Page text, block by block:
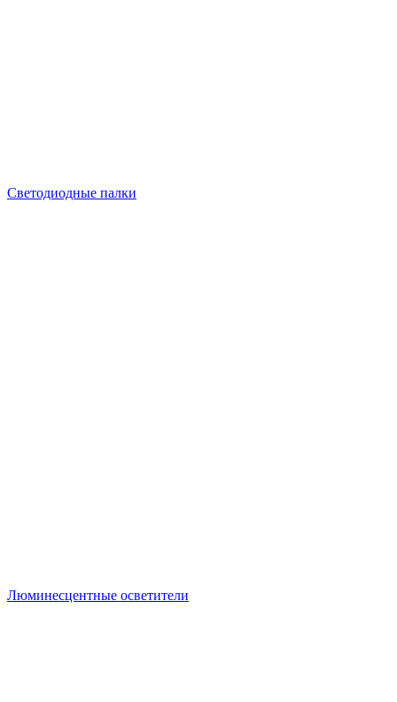
Светодиодные палки
Люминесцентные осветители